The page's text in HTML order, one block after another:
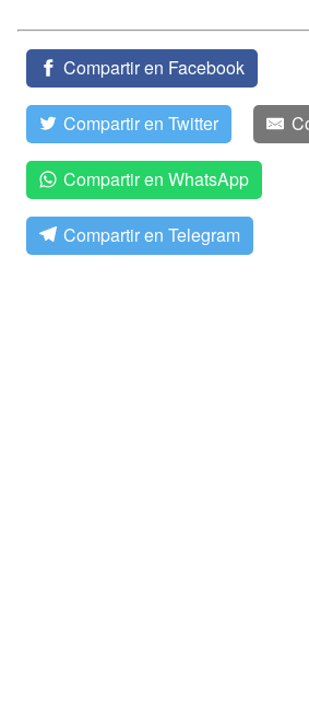
Compartir en Facebook
Compartir en Twitter
Compartir en WhatsApp
Compartir en Telegram